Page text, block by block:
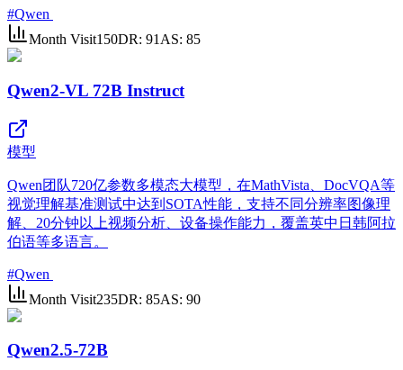
#Qwen
Month Visit150DR: 91 AS: 85
Qwen2-VL 72B Instruct
模型
Qwen团队720亿参数多模态大模型，在MathVista、DocVQA等
视觉理解基准测试中达到SOTA性能，支持不同分辨率图像理
解、20分钟以上视频分析、设备操作能力，覆盖英中日韩阿拉
伯语等多语言。
#Qwen
Month Visit235DR: 85AS: 90
Qwen2.5-72B